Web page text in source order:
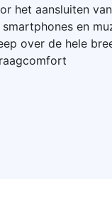
het aansluiten
en
over de hele